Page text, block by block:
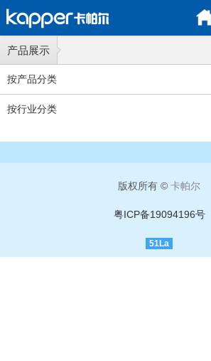
产品展示
按产品分类
按行业分类
版权所有 © 卡帕尔
粤ICP备19094196号
51La